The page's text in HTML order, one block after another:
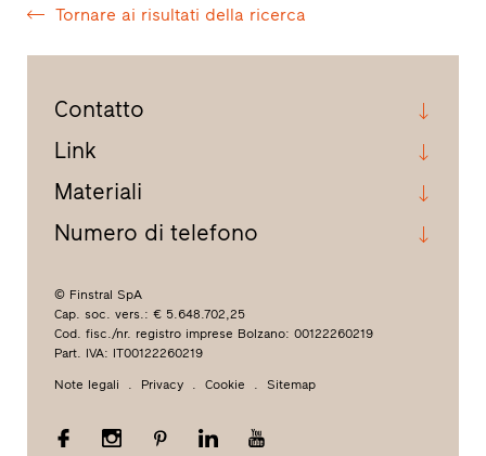
Tornare ai risultati della ricerca
Contatto
Link
Materiali
Numero di telefono
© Finstral SpA
Cap. soc. vers.: € 5.648.702,25
Cod. fisc./nr. registro imprese Bolzano: 00122260219
Part. IVA: IT00122260219
Note legali Privacy Cookie Sitemap